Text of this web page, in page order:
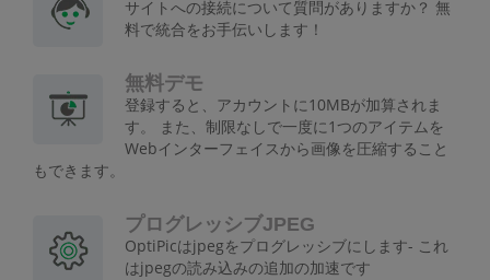
サイトへの接続について質問がありますか？ 無
料で統合をお手伝いします！
無料デモ
登録すると、アカウントに10MBが加算されま
す。 また、制限なしで一度に1つのアイテムを
Webインターフェイスから画像を圧縮すること
もできます。
プログレッシブJPEG
OptiPicはjpegをプログレッシブにします- これ
はjpegの読み込みの追加の加速です